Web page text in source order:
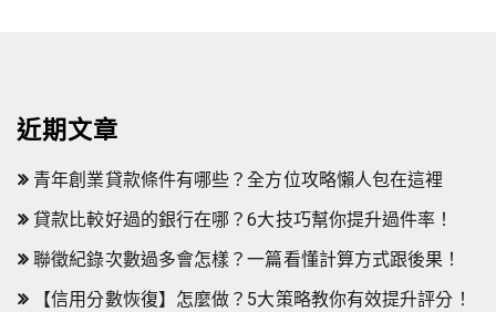
近期文章
青年創業貸款條件有哪些？全方位攻略懶人包在這裡
貸款比較好過的銀行在哪？6大技巧幫你提升過件率！
聯徵紀錄次數過多會怎樣？一篇看懂計算方式跟後果！
【信用分數恢復】怎麼做？5大策略教你有效提升評分！